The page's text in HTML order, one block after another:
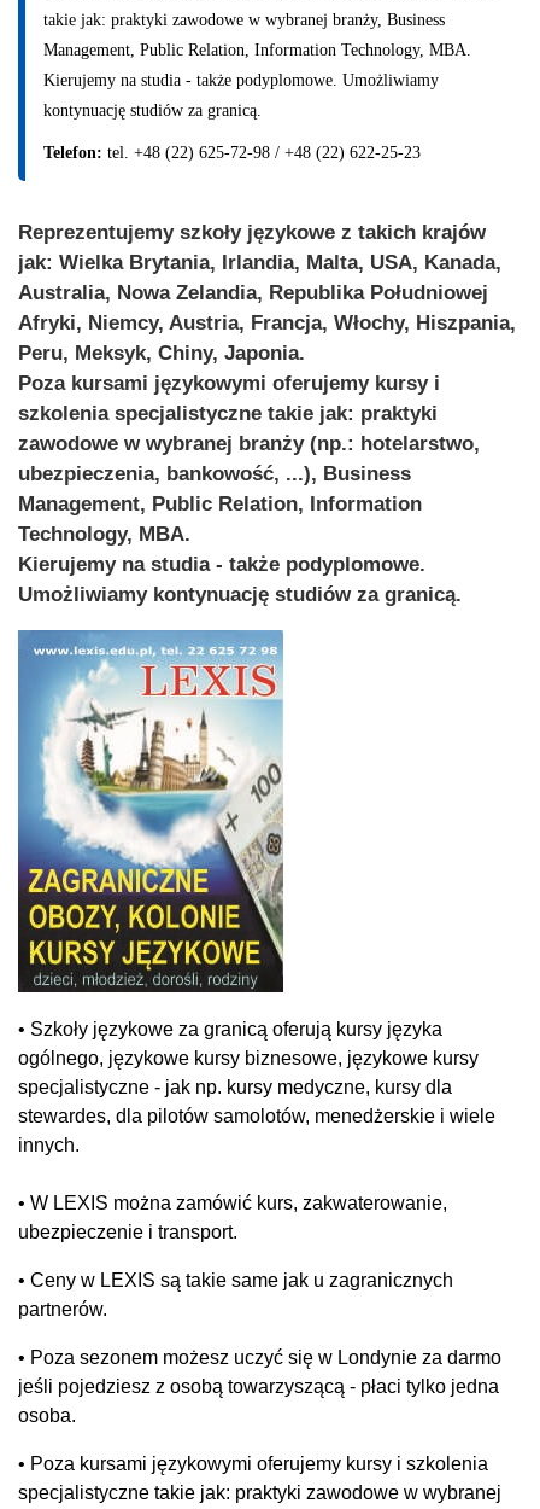
takie jak: praktyki zawodowe w wybranej branży, Business
Management, Public Relation, Information Technology, MBA.
Kierujemy na studia - także podyplomowe. Umożliwiamy
kontynuację studiów za granicą.
Telefon: tel. +48 (22) 625-72-98 / +48 (22) 622-25-23
Reprezentujemy szkoły językowe z takich krajów
jak: Wielka Brytania, Irlandia, Malta, USA, Kanada,
Australia, Nowa Zelandia, Republika Południowej
Afryki, Niemcy, Austria, Francja, Włochy, Hiszpania,
Peru, Meksyk, Chiny, Japonia.
Poza kursami językowymi oferujemy kursy i
szkolenia specjalistyczne takie jak: praktyki
zawodowe w wybranej branży (np.: hotelarstwo,
ubezpieczenia, bankowość, ...), Business
Management, Public Relation, Information
Technology, MBA.
Kierujemy na studia - także podyplomowe.
Umożliwiamy kontynuację studiów za granicą.
• Szkoły językowe za granicą oferują kursy języka
ogólnego, językowe kursy biznesowe, językowe kursy
specjalistyczne - jak np. kursy medyczne, kursy dla
stewardes, dla pilotów samolotów, menedżerskie i wiele
innych.
• W LEXIS można zamówić kurs, zakwaterowanie,
ubezpieczenie i transport.
• Ceny w LEXIS są takie same jak u zagranicznych
partnerów.
• Poza sezonem możesz uczyć się w Londynie za darmo
jeśli pojedziesz z osobą towarzyszącą - płaci tylko jedna
osoba.
• Poza kursami językowymi oferujemy kursy i szkolenia
specjalistyczne takie jak: praktyki zawodowe w wybranej